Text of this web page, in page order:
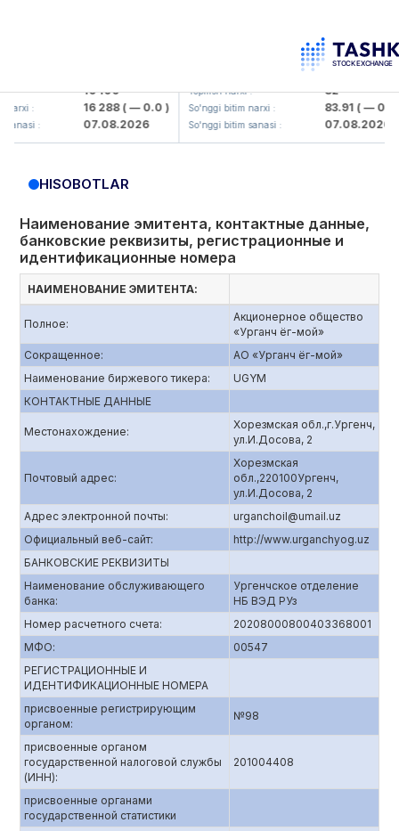
16 100
16 288( — 0.0 )
07.08.2026
KFSK (<Kafolat sug'urta
Yopilish narxi : 82
So'nggi bitim narxi : ( — 0.0 )
So'nggi bitim sanasi : 07.08.2026
HISOBOTLAR
Наименование эмитента, контактные данные,
банковские реквизиты, регистрационные и
идентификационные номера
НАИМЕНОВАНИЕ ЭМИТЕНТА:
Полное:
Акционерное общество
«Урганч ёг-мой»
Сокращенное:
АО «Урганч ёг-мой»
Наименование биржевого тикера:
UGYM
КОНТАКТНЫЕ ДАННЫЕ
Местонахождение:
Хорезмская обл.,г.Ургенч,
ул.И.Досова, 2
Почтовый адрес:
Хорезмская
обл.,220100Ургенч,
ул.И.Досова, 2
Адрес электронной почты:
urganchoil@umail.uz
Официальный веб-сайт:
http://www.urganchyog.uz
БАНКОВСКИЕ РЕКВИЗИТЫ
Наименование обслуживающего
банка:
Ургенчское отделение
НБ ВЭД РУз
Номер расчетного счета:
20208000800403368001
МФО:
00547
РЕГИСТРАЦИОННЫЕ И
ИДЕНТИФИКАЦИОННЫЕ НОМЕРА
присвоенные регистрирующим
органом:
№98
присвоенные органом
государственной налоговой службы
(ИНН):
201004408
присвоенные органами
государственной статистики